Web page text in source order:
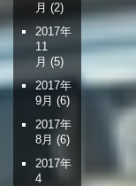
月 (2)
2017年
11
月 (5)
2017年
9月 (6)
2017年
8月 (6)
2017年
4